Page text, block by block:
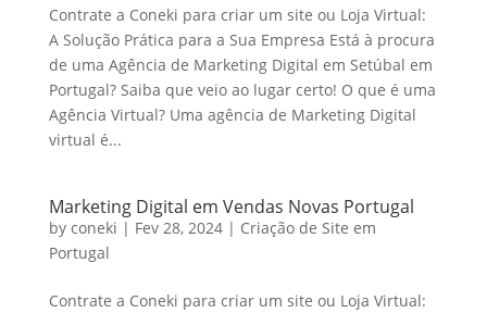
Contrate a Coneki para criar um site ou Loja Virtual:
A Solução Prática para a Sua Empresa Está à procura
de uma Agência de Marketing Digital em Setúbal em
Portugal? Saiba que veio ao lugar certo! O que é uma
Agência Virtual? Uma agência de Marketing Digital
virtual é...
Marketing Digital em Vendas Novas Portugal
by coneki | Fev 28, 2024| Criação de Site em
Portugal
Contrate a Coneki para criar um site ou Loja Virtual: